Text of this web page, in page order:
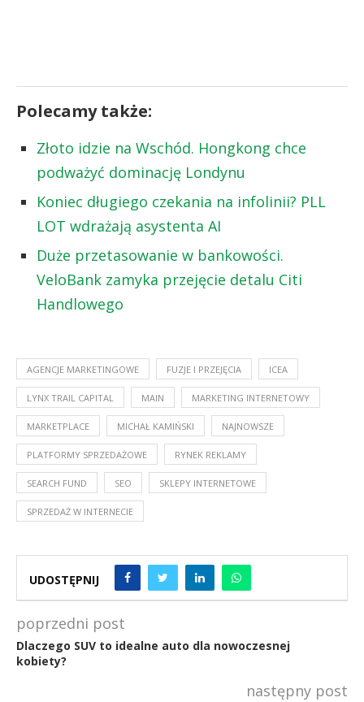
Polecamy także:
Złoto idzie na Wschód. Hongkong chce
podważyć dominację Londynu
Koniec długiego czekania na infolinii? PLL
LOT wdrażają asystenta AI
Duże przetasowanie w bankowości.
VeloBank zamyka przejęcie detalu Citi
Handlowego
AGENCJE MARKETINGOWE FUZJE I PRZEJĘCIA ICEA
LYNX TRAIL CAPITAL MAIN MARKETING INTERNETOWY
MARKETPLACE MICHAŁ KAMIŃSKI NAJNOWSZE
PLATFORMY SPRZEDAŻOWE RYNEK REKLAMY
SEARCH FUND SEO SKLEPY INTERNETOWE
SPRZEDAŻ W INTERNECIE
UDOSTĘPNIJ
poprzedni post
Dlaczego SUV to idealne auto dla nowoczesnej
kobiety?
następny post